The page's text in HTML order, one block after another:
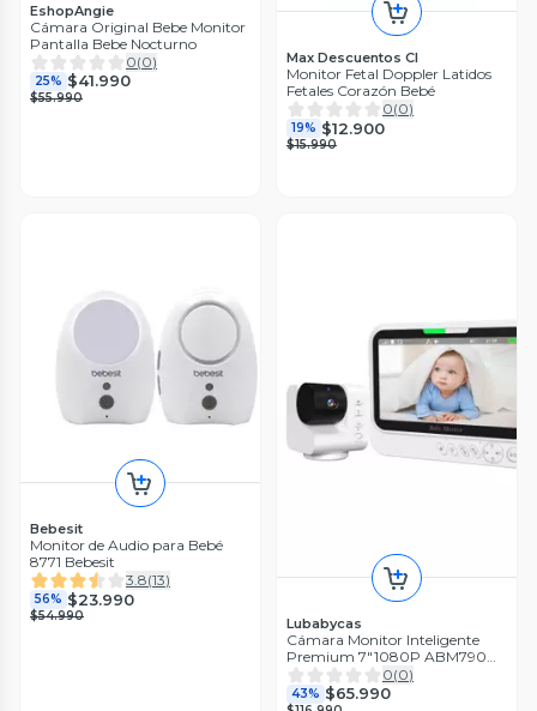
EshopAngie
Cámara Original Bebe Monitor
Pantalla Bebe Nocturno
0(0)
25% $41.990
$55.990
Max Descuentos Cl
Monitor Fetal Doppler Latidos
Fetales Corazón Bebé
0(0)
19% $12.900
$15.990
Bebesit
Monitor de Audio para Bebé
8771 Bebesit
3.8(13)
56% $23.990
$54.990 Lubabycas
Cámara Monitor Inteligente
Premium 7″1080P ABM790
LuBabycas
0(0)
43% $65.990